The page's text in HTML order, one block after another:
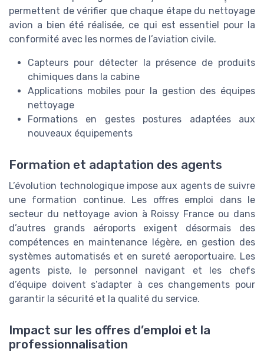
permettent de vérifier que chaque étape du nettoyage
avion a bien été réalisée, ce qui est essentiel pour la
conformité avec les normes de l’aviation civile.
Capteurs pour détecter la présence de produits
chimiques dans la cabine
Applications mobiles pour la gestion des équipes
nettoyage
Formations en gestes postures adaptées aux
nouveaux équipements
Formation et adaptation des agents
L’évolution technologique impose aux agents de suivre
une formation continue. Les offres emploi dans le
secteur du nettoyage avion à Roissy France ou dans
d’autres grands aéroports exigent désormais des
compétences en maintenance légère, en gestion des
systèmes automatisés et en sureté aeroportuaire. Les
agents piste, le personnel navigant et les chefs
d’équipe doivent s’adapter à ces changements pour
garantir la sécurité et la qualité du service.
Impact sur les offres d’emploi et la
professionnalisation